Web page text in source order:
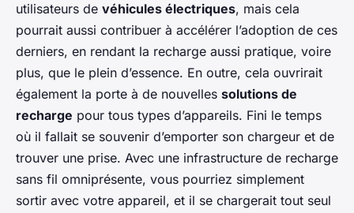
utilisateurs de véhicules électriques, mais cela
pourrait aussi contribuer à accélérer l’adoption de ces
derniers, en rendant la recharge aussi pratique, voire
plus, que le plein d’essence. En outre, cela ouvrirait
également la porte à de nouvelles solutions de
recharge pour tous types d’appareils. Fini le temps
où il fallait se souvenir d’emporter son chargeur et de
trouver une prise. Avec une infrastructure de recharge
sans fil omniprésente, vous pourriez simplement
sortir avec votre appareil, et il se chargerait tout seul